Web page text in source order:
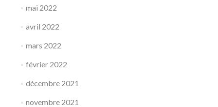
mai 2022
avril 2022
mars 2022
février 2022
décembre 2021
novembre 2021